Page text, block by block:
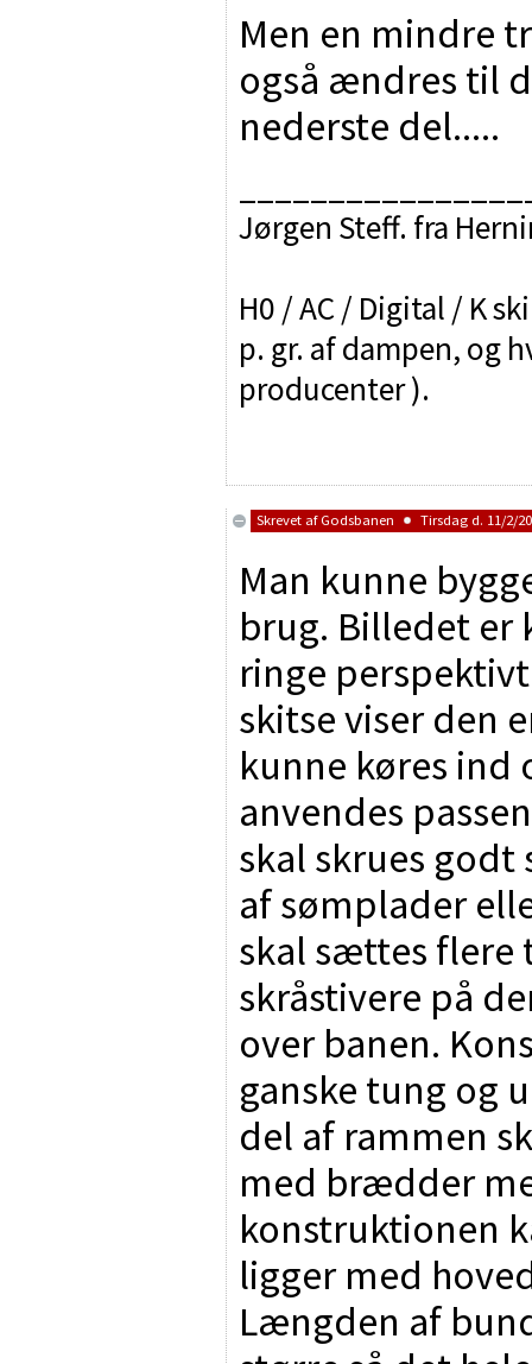
Men en mindre
også ændres til
nederste del.....
Jørgen Steff. fra
H0 / AC / Digital / K
p. gr. af dampen, og
producenter ).
Skrevet af Godsbanen Tirsdag d. 11/2/
Man kunne
brug. Billedet er
ringe
skitse viser den
kunne køres ind
anvendes
skal skrues
af sømplader
skal sættes flere
skråstivere på
over banen.
ganske tung og
del af rammen
med brædder
konstruktionen
ligger med
Længden af